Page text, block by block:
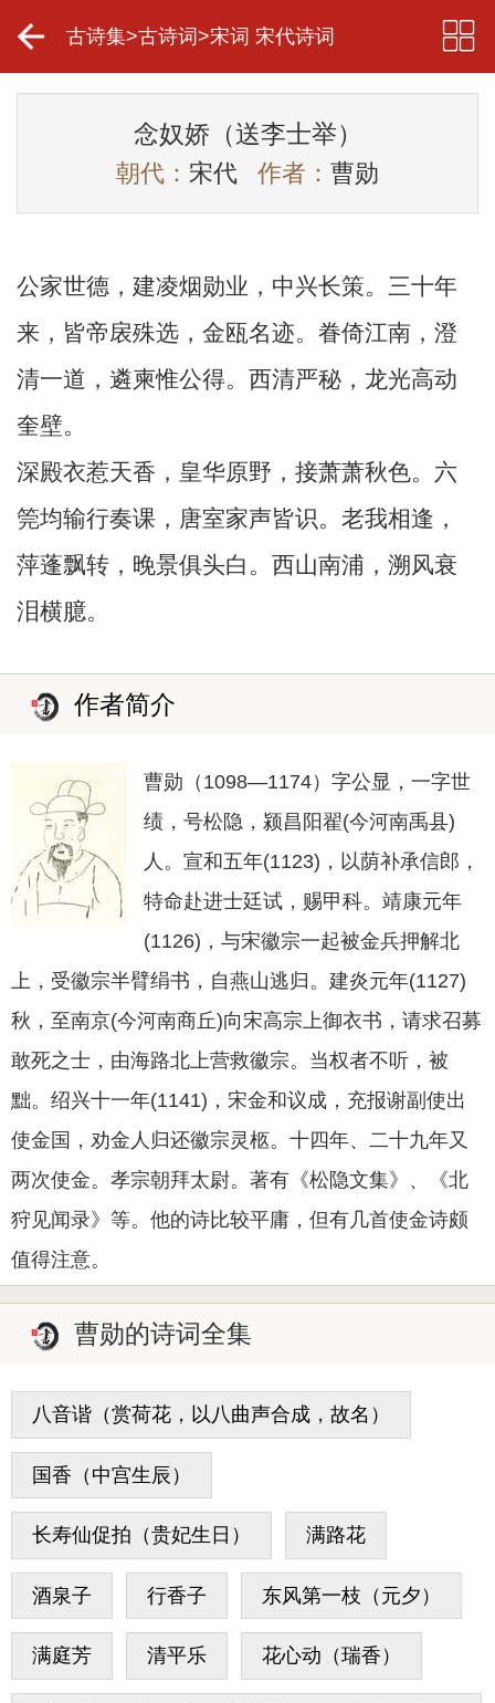
古诗集>古诗词 >宋词 宋代诗词
念奴娇（送李士举）
朝代： 宋代 作者： 曹勋
公家世德，建凌烟勋业，中兴长策。三十年
来，皆帝扆殊选，金瓯名迹。眷倚江南，澄
清一道，遴柬惟公得。西清严秘，龙光高动
奎壁。
深殿衣惹天香，皇华原野，接萧萧秋色。六
筦均输行奏课，唐室家声皆识。老我相逢，
萍蓬飘转，晚景俱头白。西山南浦，溯风衰
泪横臆。
作者简介
曹勋（1098—1174）字公显，一字世
绩，号松隐，颍昌阳翟(今河南禹县)
人。宣和五年(1123)，以荫补承信郎，
特命赴进士廷试，赐甲科。靖康元年
(1126)，与宋徽宗一起被金兵押解北
上，受徽宗半臂绢书，自燕山逃归。建炎元年(1127)
秋，至南京(今河南商丘)向宋高宗上御衣书，请求召募
敢死之士，由海路北上营救徽宗。当权者不听，被
黜。绍兴十一年(1141)，宋金和议成，充报谢副使出
使金国，劝金人归还徽宗灵柩。十四年、二十九年又
两次使金。孝宗朝拜太尉。著有《松隐文集》、《北
狩见闻录》等。他的诗比较平庸，但有几首使金诗颇
值得注意。
曹勋的诗词全集
八音谐（赏荷花，以八曲声合成，故名）
国香（中宫生辰）
长寿仙促拍（贵妃生日） 满路花
酒泉子 行香子 东风第一枝（元夕）
满庭芳 清平乐 花心动（瑞香）